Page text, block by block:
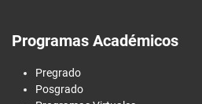
Programas Académicos
Pregrado
Posgrado